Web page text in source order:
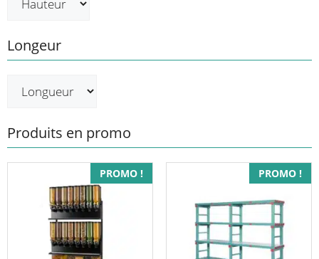
Longeur
Produits en promo
PROMO ! PROMO !
plusieurs
variations.